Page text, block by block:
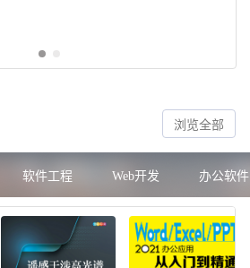
浏览全部
软件工程 Web开发 办公软件